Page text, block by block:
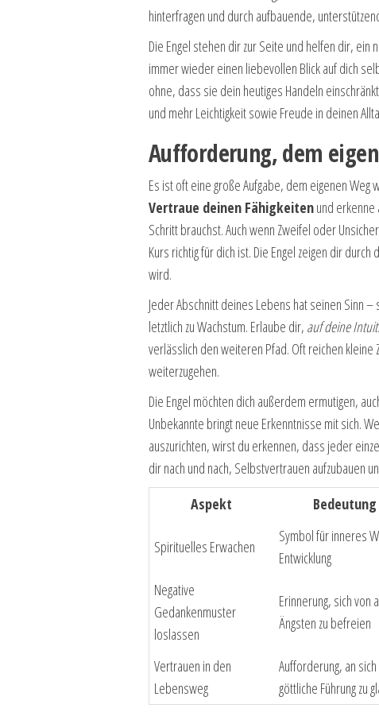
hinterfragen und durch aufbauende,
Die Engel stehen dir zur Seite und helfen dir,
immer wieder einen liebevollen Blick auf dich
ohne, dass sie dein heutiges Handeln
und mehr Leichtigkeit sowie Freude in deinen
Aufforderung, dem
Es ist oft eine große Aufgabe, dem eigenen Weg
Vertraue deinen Fähigkeitenund erkenne
Schritt brauchst. Auch wenn Zweifel oder
Kurs richtig für dich ist. Die Engel zeigen dir
wird.
Jeder Abschnitt deines Lebens hat seinen Sinn
letztlich zu Wachstum. Erlaube dir, auf deine
verlässlich den weiteren Pfad. Oft reichen kleine
weiterzugehen.
Die Engel möchten dich außerdem ermutigen,
Unbekannte bringt neue Erkenntnisse mit sich.
auszurichten, wirst du erkennen, dass jeder
dir nach und nach, Selbstvertrauen aufzubauen
Aspekt
Bedeutung
Spirituelles Erwachen
Symbol für inneres
Entwicklung
Negative
Gedankenmuster
loslassen
Erinnerung, sich von
Ängsten zu befreien
Vertrauen in den
Lebensweg
Aufforderung, an
göttliche Führung zu